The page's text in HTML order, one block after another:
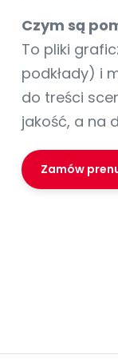
+48 12
OO Akademii
Czym są
To pliki
podkłady) i
do treści
jakość, a na
Zamów